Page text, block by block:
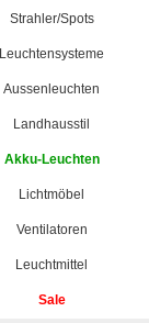
Strahler/Spots
Leuchtensysteme
Aussenleuchten
Landhausstil
Akku-Leuchten
Lichtmöbel
Ventilatoren
Leuchtmittel
Sale